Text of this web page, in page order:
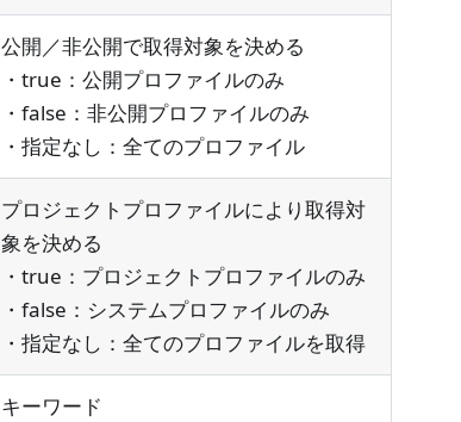
公開／非公開で取得対象を決める
・true：公開プロファイルのみ
・false：非公開プロファイルのみ
・指定なし：全てのプロファイル
プロジェクトプロファイルにより取得対
象を決める
・true：プロジェクトプロファイルのみ
・false：システムプロファイルのみ
・指定なし：全てのプロファイルを取得
キーワード